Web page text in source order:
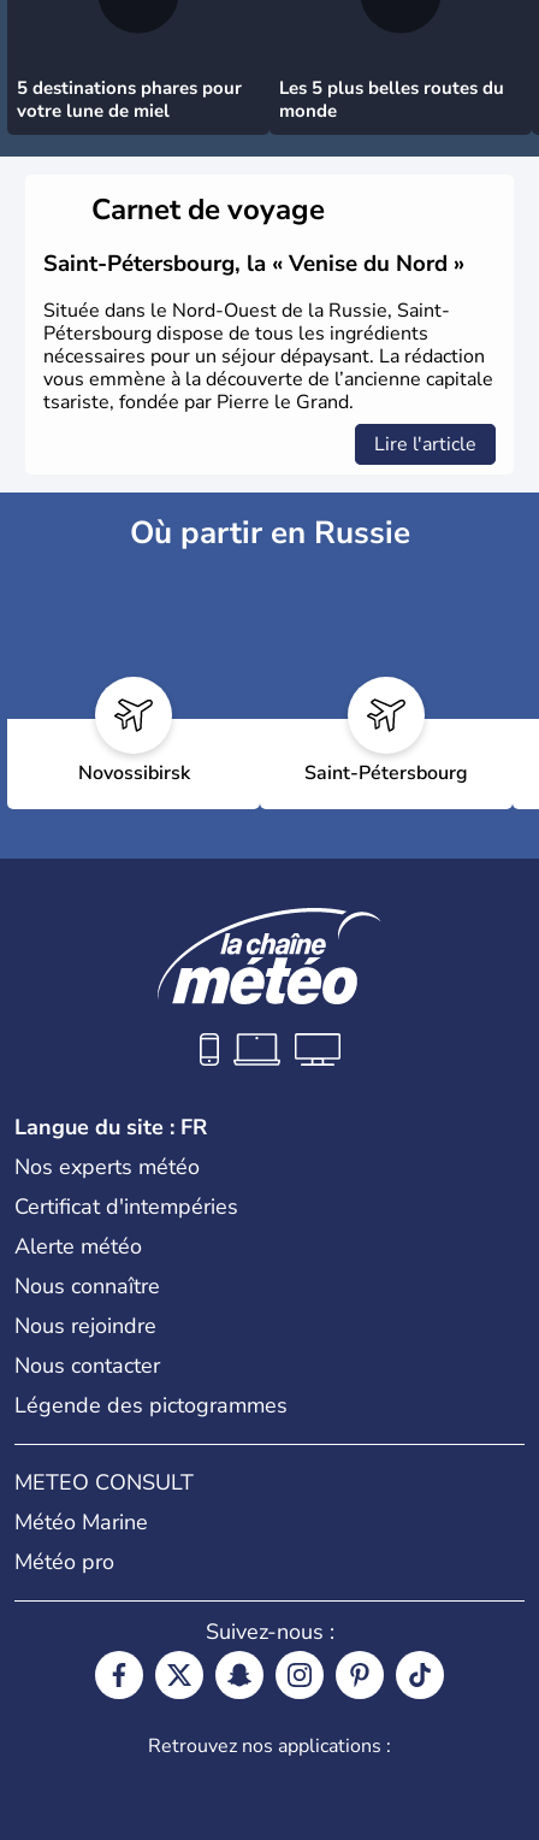
5 destinations phares pour
votre lune de miel
Les 5 plus belles routes du
monde
Carnet de voyage
Saint-Pétersbourg, la « Venise du Nord »
Située dans le Nord-Ouest de la Russie, Saint-
Pétersbourg dispose de tous les ingrédients
nécessaires pour un séjour dépaysant. La rédaction
vous emmène à la découverte de l’ancienne capitale
tsariste, fondée par Pierre le Grand.
Lire l'article
Où partir en Russie
Novossibirsk Saint-Pétersbourg
Langue du site : FR
Nos experts météo
Certificat d'intempéries
Alerte météo
Nous connaître
Nous rejoindre
Nous contacter
Légende des pictogrammes
METEO CONSULT
Météo Marine
Météo pro
Suivez-nous :
Retrouvez nos applications :